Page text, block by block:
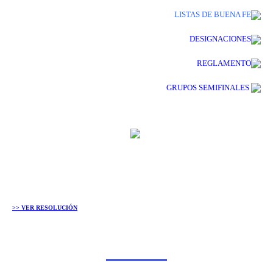
LISTAS DE BUENA FE
DESIGNACIONES
REGLAMENTO
GRUPOS SEMIFINALES
>> VER RESOLUCIÓN